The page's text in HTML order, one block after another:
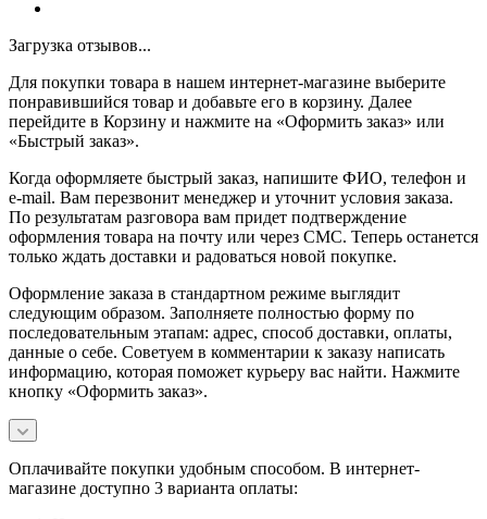
Загрузка отзывов...
Для покупки товара в нашем интернет-магазине выберите
понравившийся товар и добавьте его в корзину. Далее
перейдите в Корзину и нажмите на «Оформить заказ» или
«Быстрый заказ».
Когда оформляете быстрый заказ, напишите ФИО, телефон и
e-mail. Вам перезвонит менеджер и уточнит условия заказа.
По результатам разговора вам придет подтверждение
оформления товара на почту или через СМС. Теперь останется
только ждать доставки и радоваться новой покупке.
Оформление заказа в стандартном режиме выглядит
следующим образом. Заполняете полностью форму по
последовательным этапам: адрес, способ доставки, оплаты,
данные о себе. Советуем в комментарии к заказу написать
информацию, которая поможет курьеру вас найти. Нажмите
кнопку «Оформить заказ».
Оплачивайте покупки удобным способом. В интернет-
магазине доступно 3 варианта оплаты: